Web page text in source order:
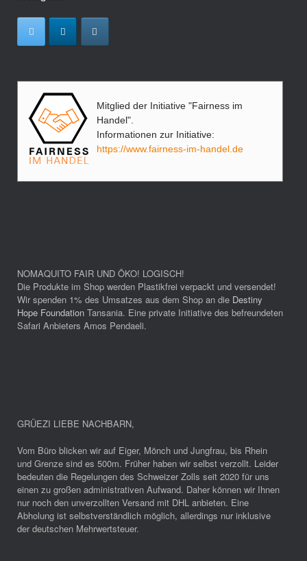
Mitglied der Initiative "Fairness im
Handel".
Informationen zur Initiative:
https://www.fairness-im-handel.de
NOMAQUITO FAIR UND ÖKO! LOGISCH!
Die Produkte im Shop werden Plastikfrei verpackt und versendet!
Wir spenden 1% des Umsatzes aus dem Shop an die Destiny
Hope Foundation Tansania. Eine private Initiative des befreundeten
Safari Anbieters Amos Pendaeli.
GRÜEZI LIEBE NACHBARN,
Vom Büro blicken wir auf Eiger, Mönch und Jungfrau, bis Rhein
und Grenze sind es 500m. Früher haben wir selbst verzollt. Leider
bedeuten die Regelungen des Schweizer Zolls seit 2020 für uns
einen zu großen administrativen Aufwand. Daher können wir Ihnen
nur noch den unverzollten Versand mit DHL anbieten. Eine
Abholung ist selbstverständlich möglich, allerdings nur inklusive
der deutschen Mehrwertsteuer.